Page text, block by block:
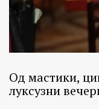
Од мастики,
луксузни